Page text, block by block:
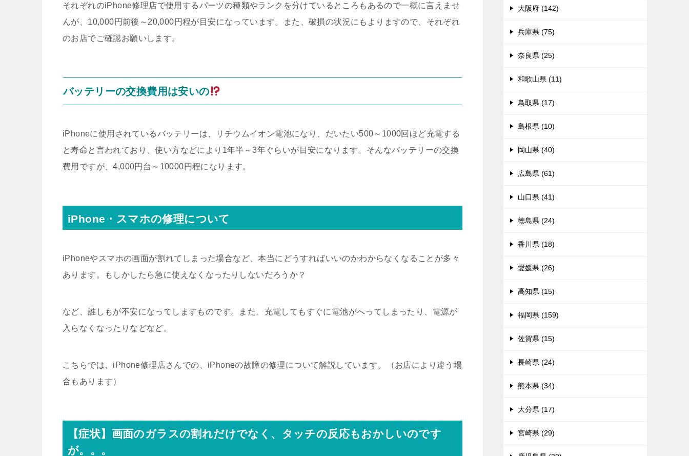
それぞれのiPhone修理店で使用するパーツの種類やランクを分けているところもあるので一概に言えませ
んが、10,000円前後～20,000円程が目安になっています。また、破損の状況にもよりますので、それぞれ
のお店でご確認お願いします。
バッテリーの交換費用は安いの
iPhoneに使用されているバッテリーは、リチウムイオン電池になり、だいたい500～1000回ほど充電する
と寿命と言われており、使い方などにより1年半～3年ぐらいが目安になります。そんなバッテリーの交換
費用ですが、4,000円台～10000円程になります。
iPhone・スマホの修理について
iPhoneやスマホの画面が割れてしまった場合など、本当にどうすればいいのかわからなくなることが多々
あります。もしかしたら急に使えなくなったりしないだろうか？
など、誰しもが不安になってしますものです。また、充電してもすぐに電池がへってしまったり、電源が
入らなくなったりなどなど。
こちらでは、iPhone修理店さんでの、iPhoneの故障の修理について解説しています。（お店により違う場
合もあります）
【症状】画面のガラスの割れだけでなく、タッチの反応もおかしいのです
が。。。
大阪府 (142)
兵庫県 (75)
奈良県 (25)
和歌山県 (11)
鳥取県 (17)
島根県 (10)
岡山県 (40)
広島県 (61)
山口県 (41)
徳島県 (24)
香川県 (18)
愛媛県 (26)
高知県 (15)
福岡県 (159)
佐賀県 (15)
長崎県 (24)
熊本県 (34)
大分県 (17)
宮崎県 (29)